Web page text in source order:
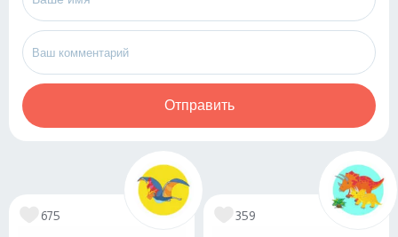
Отправить
675 359